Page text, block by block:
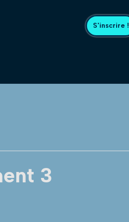
S'inscrire !
3